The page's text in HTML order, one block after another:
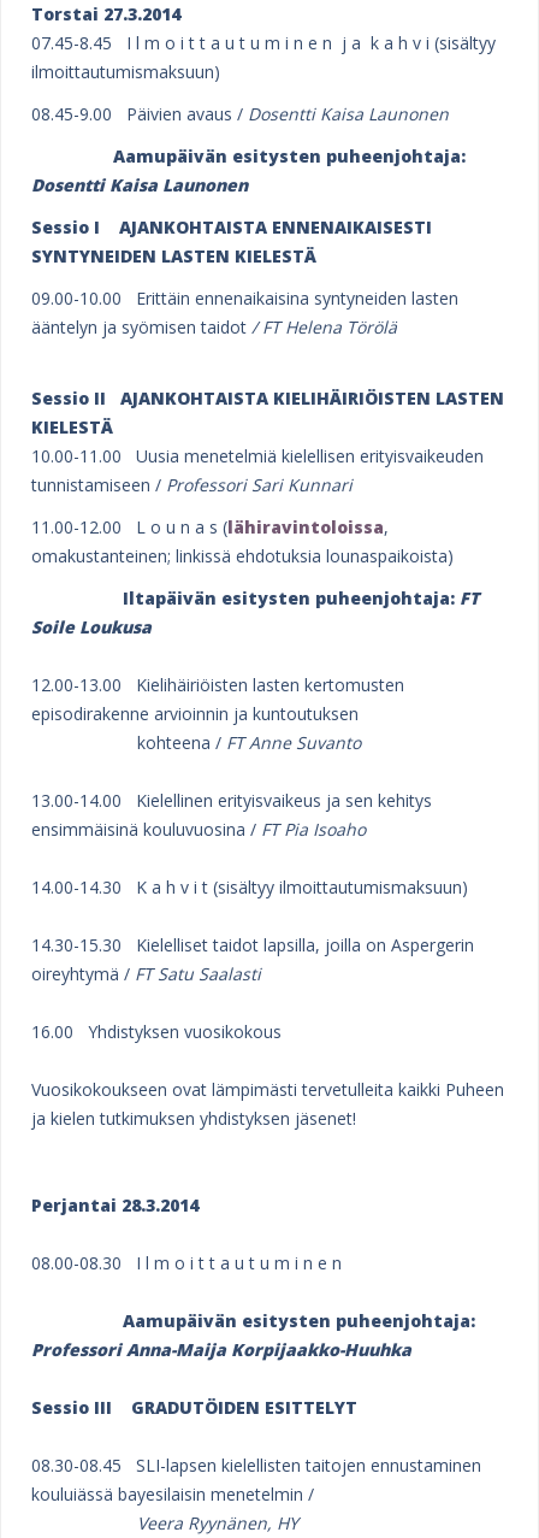
Torstai 27.3.2014
07.45-8.45 I l m o i t t a u t u m i n e n j a k a h v i (sisältyy
ilmoittautumismaksuun)
08.45-9.00 Päivien avaus / Dosentti Kaisa Launonen
Aamupäivän esitysten puheenjohtaja:
DosenttiKaisa Launonen
Sessio I AJANKOHTAISTA ENNENAIKAISESTI
SYNTYNEIDEN LASTEN KIELESTÄ
09.00-10.00 Erittäin ennenaikaisina syntyneiden lasten
ääntelyn ja syömisen taidot / FT Helena Törölä
Sessio II AJANKOHTAISTA KIELIHÄIRIÖISTEN LASTEN
KIELESTÄ
10.00-11.00 Uusia menetelmiä kielellisen erityisvaikeuden
tunnistamiseen / Professori Sari Kunnari
11.00-12.00 L o u n a s (lähiravintoloissa,
omakustanteinen; linkissä ehdotuksia lounaspaikoista)
Iltapäivän esitysten puheenjohtaja: FT
Soile Loukusa
12.00-13.00 Kielihäiriöisten lasten kertomusten
episodirakenne arvioinnin ja kuntoutuksen
kohteena / FT Anne Suvanto
13.00-14.00 Kielellinen erityisvaikeus ja sen kehitys
ensimmäisinä kouluvuosina / FT Pia Isoaho
14.00-14.30 K a h v i t (sisältyy ilmoittautumismaksuun)
14.30-15.30 Kielelliset taidot lapsilla, joilla on Aspergerin
oireyhtymä / FT Satu Saalasti
16.00 Yhdistyksen vuosikokous
Vuosikokoukseen ovat lämpimästi tervetulleita kaikki Puheen
ja kielen tutkimuksen yhdistyksen jäsenet!
Perjantai 28.3.2014
08.00-08.30 I l m o i t t a u t u m i n e n
Aamupäivän esitysten puheenjohtaja:
Professori Anna-Maija Korpijaakko-Huuhka
Sessio III GRADUTÖIDEN ESITTELYT
08.30-08.45 SLI-lapsen kielellisten taitojen ennustaminen
kouluiässä bayesilaisin menetelmin /
Veera Ryynänen, HY